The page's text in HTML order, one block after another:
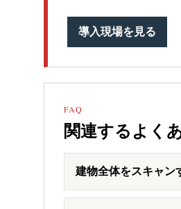
導入現場を見る
FAQ
関連するよく
建物全体をスキャン